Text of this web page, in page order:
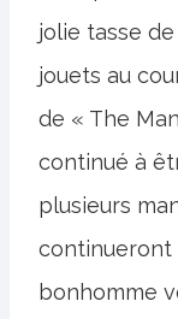
jolie tasse
jouets au
de « The
continué à
plusieurs
bonhomme